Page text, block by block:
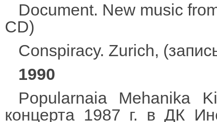
Document. New music
CD)
Conspiracy. Zurich,
1990
Popularnaia Mehanika
концерта 1987 г. в ДК